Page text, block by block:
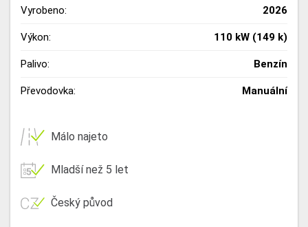
Vyrobeno: 2026
Výkon: 110 kW (149 k)
Palivo: Benzín
Převodovka: Manuální
Málo najeto
Mladší než 5 let
Český původ